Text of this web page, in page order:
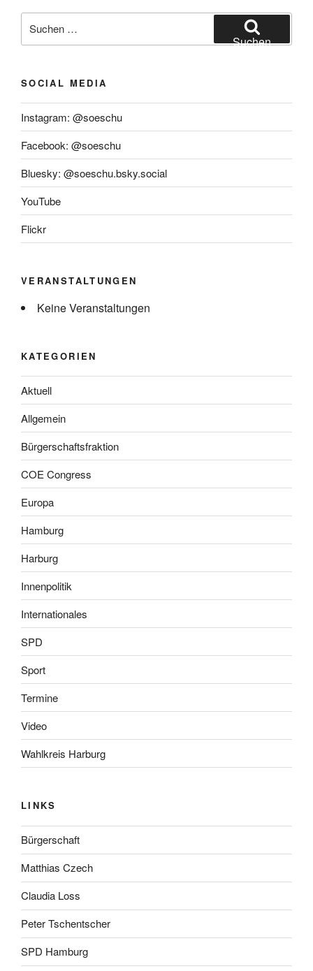
nach:
Suchen
SOCIAL MEDIA
Instagram: @soeschu
Facebook: @soeschu
Bluesky: @soeschu.bsky.social
YouTube
Flickr
VERANSTALTUNGEN
Keine Veranstaltungen
KATEGORIEN
Aktuell
Allgemein
Bürgerschaftsfraktion
COE Congress
Europa
Hamburg
Harburg
Innenpolitik
Internationales
SPD
Sport
Termine
Video
Wahlkreis Harburg
LINKS
Bürgerschaft
Matthias Czech
Claudia Loss
Peter Tschentscher
SPD Hamburg